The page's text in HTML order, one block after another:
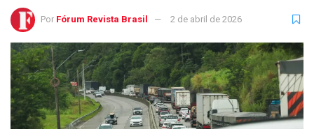
Por Fórum Revista Brasil 2 de abril de 2026